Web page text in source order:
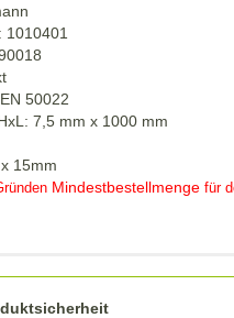
1010401
50022
7,5 mm x 1000 mm
15mm
Mindestbestellmenge für